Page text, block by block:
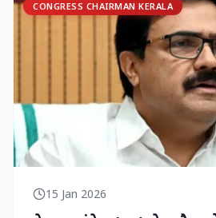
CONGRESS CHAIRMAN KERALA
15 Jan 2026